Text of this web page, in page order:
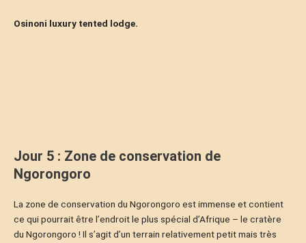
Osinoni luxury tented lodge.
Jour 5 : Zone de conservation de
Ngorongoro
La zone de conservation du Ngorongoro est immense et contient
ce qui pourrait être l’endroit le plus spécial d’Afrique – le cratère
du Ngorongoro ! Il s’agit d’un terrain relativement petit mais très